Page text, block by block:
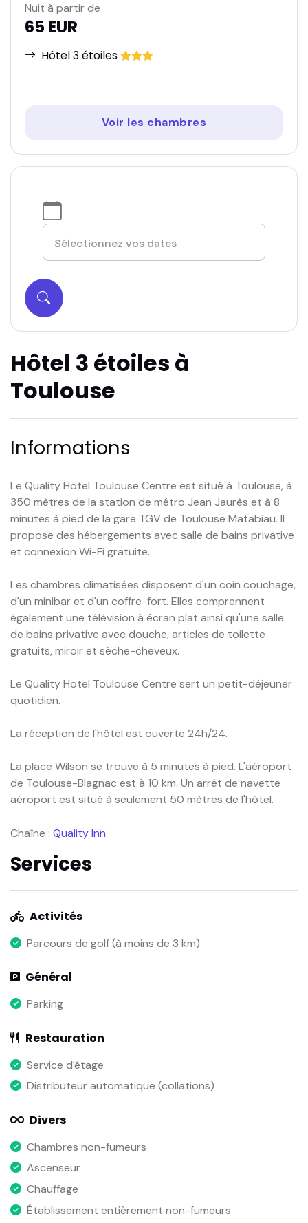
Hôtel 3 étoiles à
Toulouse
Informations
Le Quality Hotel Toulouse Centre est situé à Toulouse, à
350 mètres de la station de métro Jean Jaurès et à 8
minutes à pied de la gare TGV de Toulouse Matabiau. Il
propose des hébergements avec salle de bains privative
et connexion Wi-Fi gratuite.
Les chambres climatisées disposent d'un coin couchage,
d'un minibar et d'un coffre-fort. Elles comprennent
également une télévision à écran plat ainsi qu'une salle
de bains privative avec douche, articles de toilette
gratuits, miroir et sèche-cheveux.
Le Quality Hotel Toulouse Centre sert un petit-déjeuner
quotidien.
La réception de l'hôtel est ouverte 24h/24.
La place Wilson se trouve à 5 minutes à pied. L'aéroport
de Toulouse-Blagnac est à 10 km. Un arrêt de navette
aéroport est situé à seulement 50 mètres de l'hôtel.
Chaîne : Quality Inn
Services
Activités
Parcours de golf (à moins de 3 km)
Général
Parking
Restauration
Service d'étage
Distributeur automatique (collations)
Divers
Chambres non-fumeurs
Ascenseur
Chauffage
Établissement entièrement non-fumeurs
Nuit à partir de
65 EUR
Hôtel 3 étoiles
Voir les chambres